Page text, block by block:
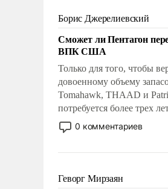
Борис Джерелиевский
Сможет ли Пентагон
ВПК США
Только для того, чтобы
довоенному объему
Tomahawk, THAAD и
потребуется более трех
небольшая война с Ираном
опустошила американские
уязвимости США,
0 комментариев
Геворг Мирзаян